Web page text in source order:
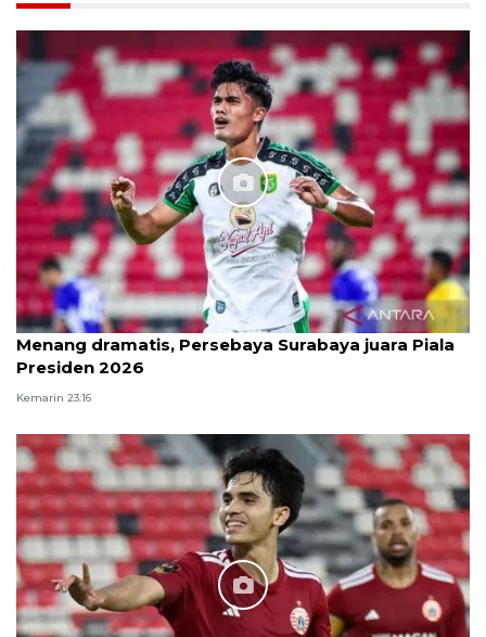
Menang dramatis, Persebaya Surabaya juara Piala
Presiden 2026
Kemarin 23:16